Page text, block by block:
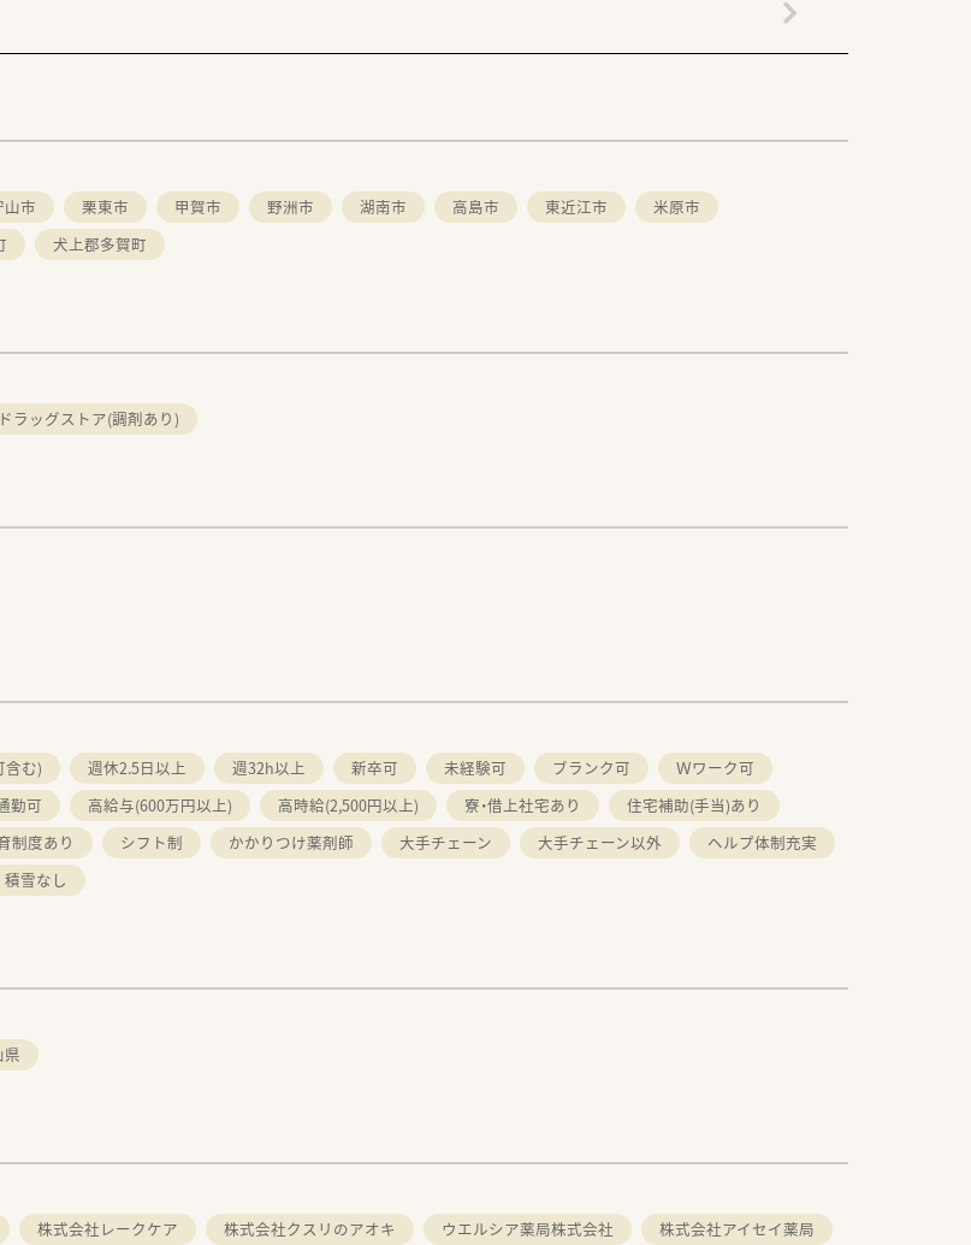
山市 栗東市 甲賀市 野洲市 湖南市 高島市 東近江市
米原市
犬上郡多賀町
ドラッグストア(調剤あり)
含む) 週休2.5日以上 週32h以上 新卒可 未経験可 ブランク可
Ｗワーク可
勤可 高給与(600万円以上) 高時給(2,500円以上) 寮・借上社宅あり
住宅補助(手当)あり
制度あり シフト制 かかりつけ薬剤師 大手チェーン 大手チェーン以外
ヘルプ体制充実
積雪なし
県
株式会社レークケア 株式会社クスリのアオキ ウエルシア薬局株式会社
株式会社アイセイ薬局